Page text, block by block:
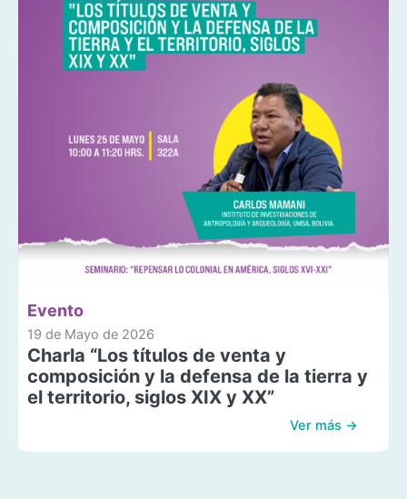
Evento
19 de Mayo de 2026
Charla “Los títulos de venta y
composición y la defensa de la tierra y
el territorio, siglos XIX y XX”
Ver más →